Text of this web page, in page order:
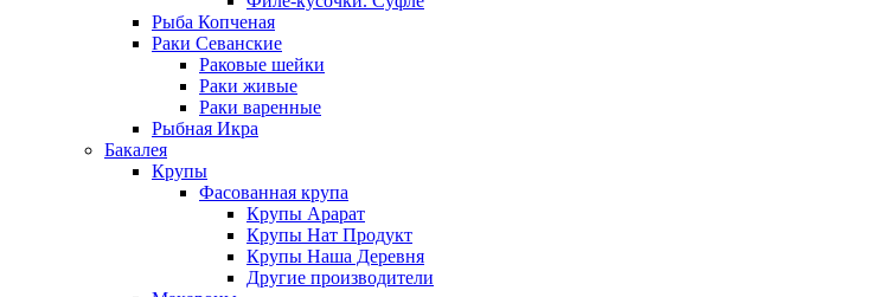
Рыба Копченая
Раки Севанские
Раковые шейки
Раки живые
Раки варенные
Рыбная Икра
Бакалея
Крупы
Фасованная крупа
Крупы Арарат
Крупы Нат Продукт
Крупы Наша Деревня
Другие производители